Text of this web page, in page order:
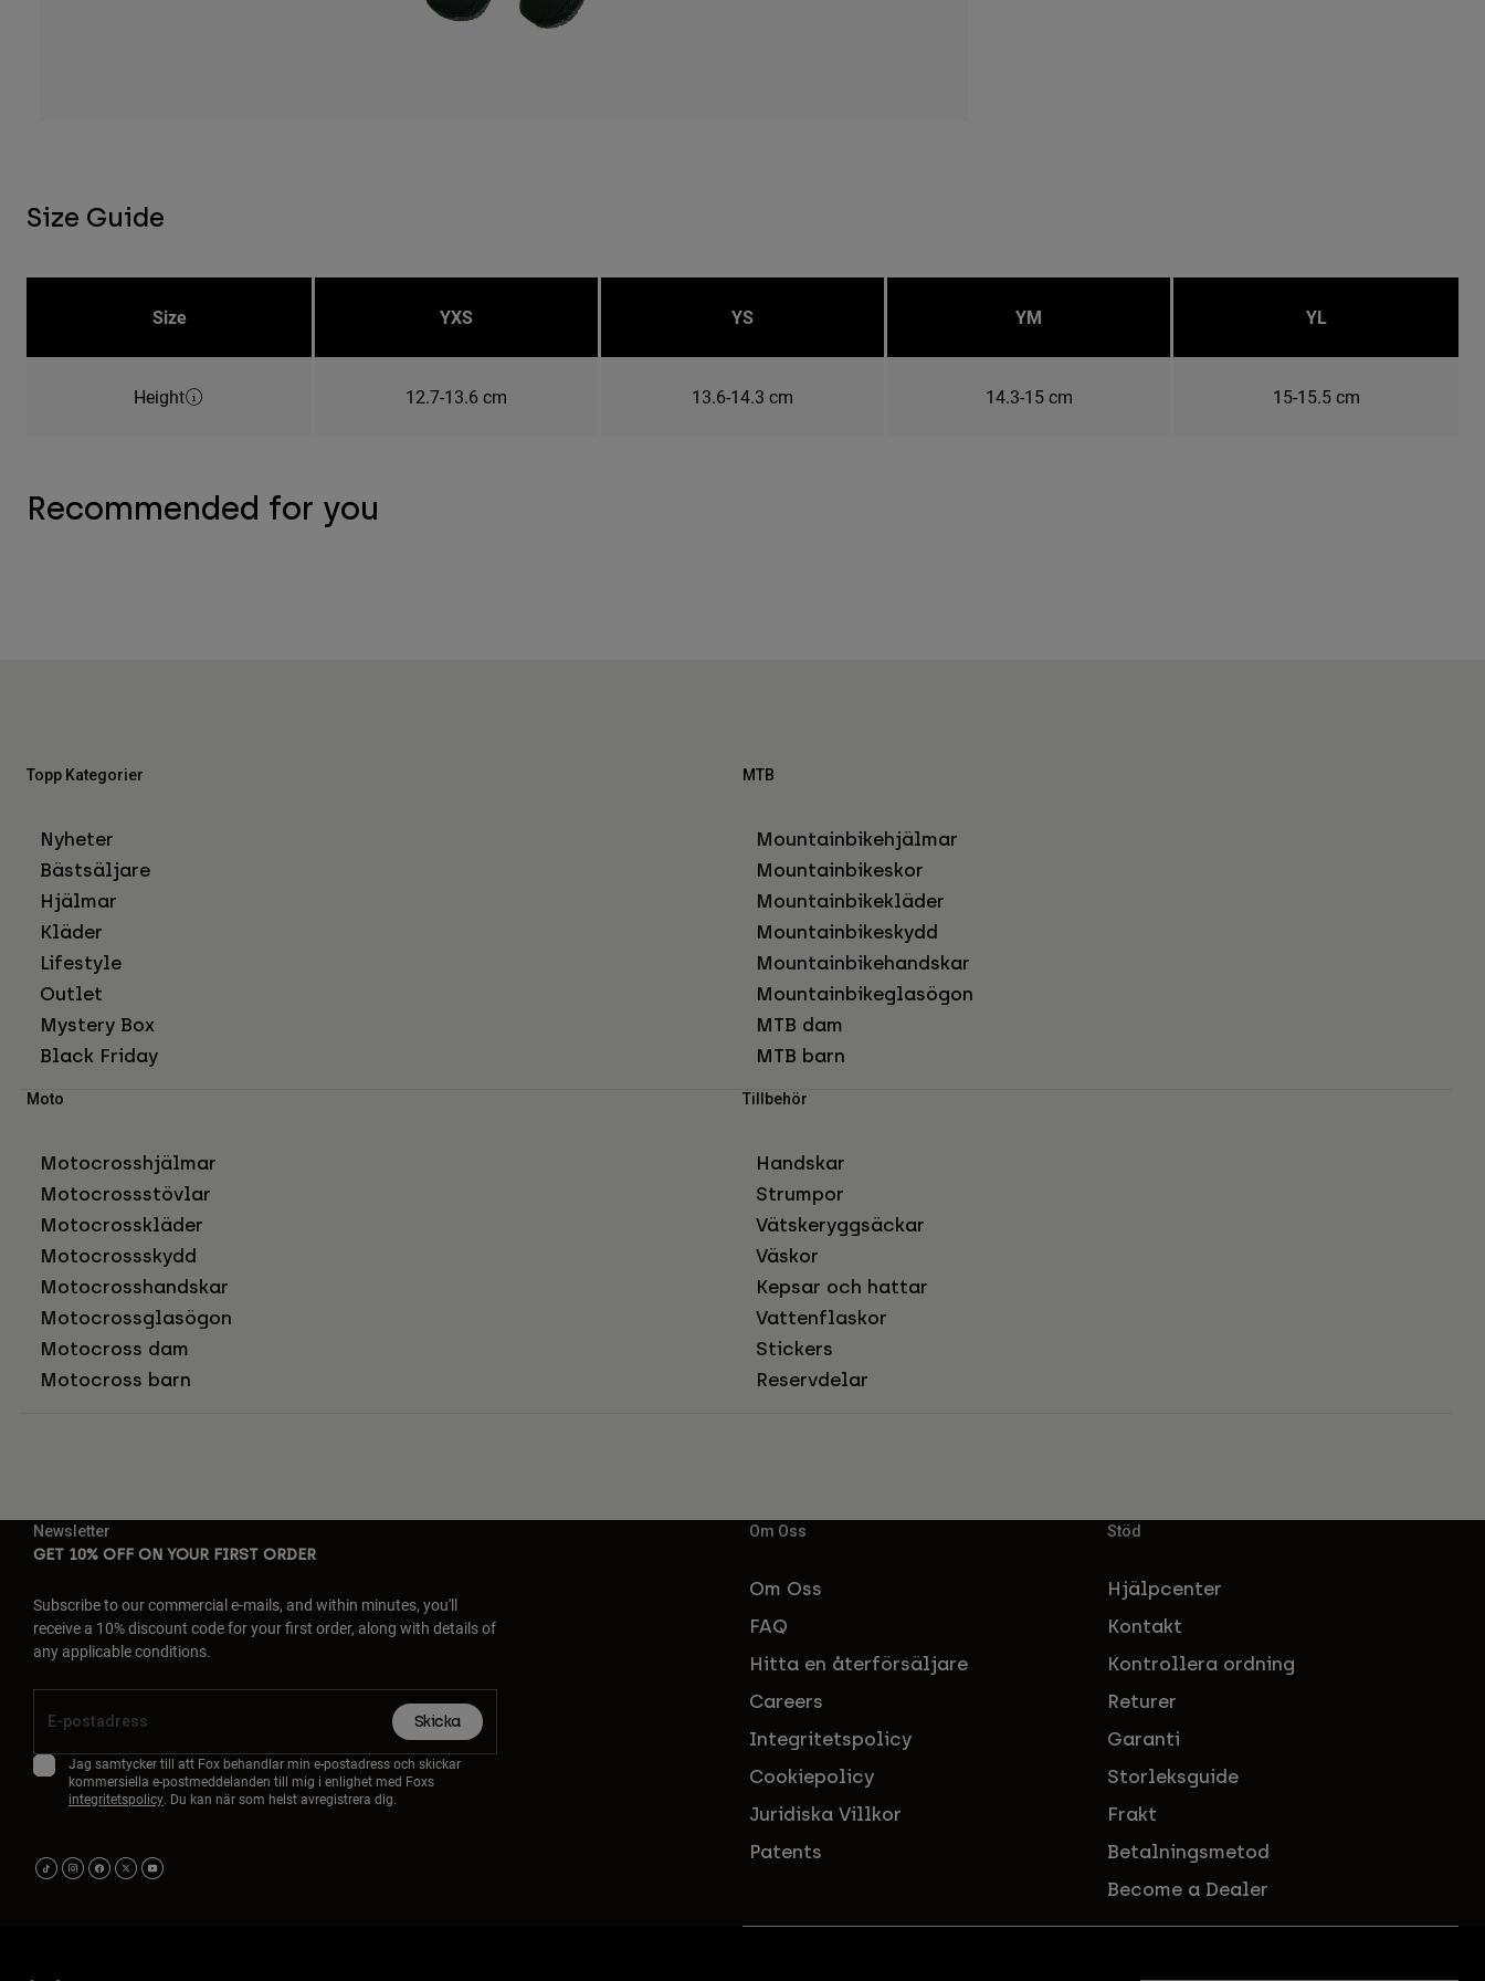
Size Guide
Size YXS YS YM YL
Height 12.7-13.6 cm 13.6-14.3 cm 14.3-15 cm 15-15.5 cm
Recommended for you
Topp Kategorier
Nyheter
Bästsäljare
Hjälmar
Kläder
Lifestyle
Outlet
Mystery Box
Black Friday
MTB
Mountainbikehjälmar
Mountainbikeskor
Mountainbikekläder
Mountainbikeskydd
Mountainbikehandskar
Mountainbikeglasögon
MTB dam
MTB barn
Moto
Motocrosshjälmar
Motocrossstövlar
Motocrosskläder
Motocrossskydd
Motocrosshandskar
Motocrossglasögon
Motocross dam
Motocross barn
Tillbehör
Handskar
Strumpor
Vätskeryggsäckar
Väskor
Kepsar och hattar
Vattenflaskor
Stickers
Reservdelar
Newsletter
GET 10% OFF ON YOUR FIRST ORDER
Subscribe to our commercial e-mails, and within minutes, you'll
receive a 10% discount code for your first order, along with details of
any applicable conditions.
Skicka
Jag samtycker till att Fox behandlar min e-postadress och skickar
kommersiella e-postmeddelanden till mig i enlighet med Foxs
integritetspolicy. Du kan när som helst avregistrera dig.
Om Oss
Om Oss
FAQ
Hitta en återförsäljare
Careers
Integritetspolicy
Cookiepolicy
Juridiska Villkor
Patents
Stöd
Hjälpcenter
Kontakt
Kontrollera ordning
Returer
Garanti
Storleksguide
Frakt
Betalningsmetod
Become a Dealer